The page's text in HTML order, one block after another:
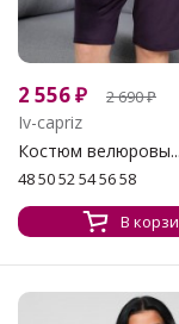
2 556₽ 2 690₽
Iv-capriz
Костюм велюровы...
48 50 52 54 56 58
В